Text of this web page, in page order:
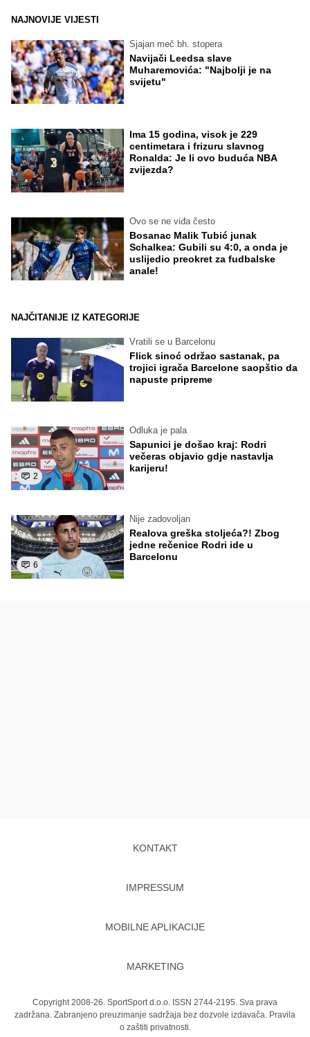
NAJNOVIJE VIJESTI
Sjajan meč bh. stopera
Navijači Leedsa slave
Muharemovića: "Najbolji je na
svijetu"
Ima 15 godina, visok je 229
centimetara i frizuru slavnog
Ronalda: Je li ovo buduća NBA
zvijezda?
Ovo se ne viđa često
Bosanac Malik Tubić junak
Schalkea: Gubili su 4:0, a onda je
uslijedio preokret za fudbalske
anale!
NAJČITANIJE IZ KATEGORIJE
Vratili se u Barcelonu
Flick sinoć održao sastanak, pa
trojici igrača Barcelone saopštio da
napuste pripreme
2
Odluka je pala
Sapunici je došao kraj: Rodri
večeras objavio gdje nastavlja
karijeru!
6
Nije zadovoljan
Realova greška stoljeća?! Zbog
jedne rečenice Rodri ide u
Barcelonu
KONTAKT
IMPRESSUM
MOBILNE APLIKACIJE
MARKETING
Copyright 2008-26. SportSport d.o.o. ISSN 2744-2195. Sva prava
zadržana. Zabranjeno preuzimanje sadržaja bez dozvole izdavača. Pravila
o zaštiti privatnosti.